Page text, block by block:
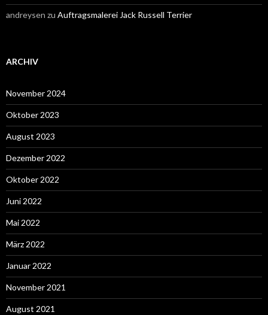
andreysen zu Auftragsmalerei Jack Russell Terrier
ARCHIV
November 2024
Oktober 2023
August 2023
Dezember 2022
Oktober 2022
Juni 2022
Mai 2022
März 2022
Januar 2022
November 2021
August 2021